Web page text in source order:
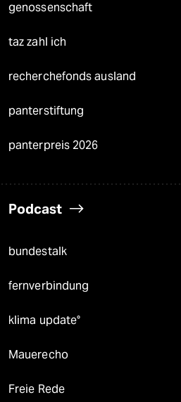
genossenschaft
taz zahl ich
recherchefonds ausland
panterstiftung
panterpreis 2026
Podcast
bundestalk
fernverbindung
klima update°
Mauerecho
Freie Rede